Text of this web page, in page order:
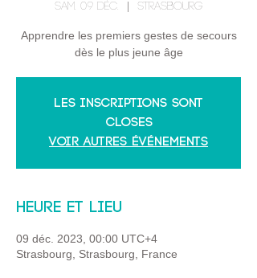
sam. 09 déc. Strasbourg
Apprendre les premiers gestes de secours
dès le plus jeune âge
Les inscriptions sont
closes
Voir autres événements
Heure et lieu
09 déc. 2023, 00:00 UTC+4
Strasbourg, Strasbourg, France